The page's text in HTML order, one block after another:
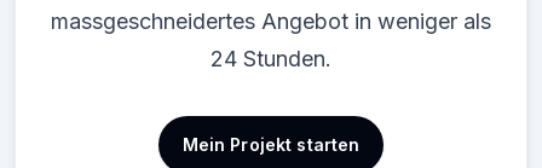
massgeschneidertes Angebot in weniger als
24 Stunden.
Mein Projekt starten